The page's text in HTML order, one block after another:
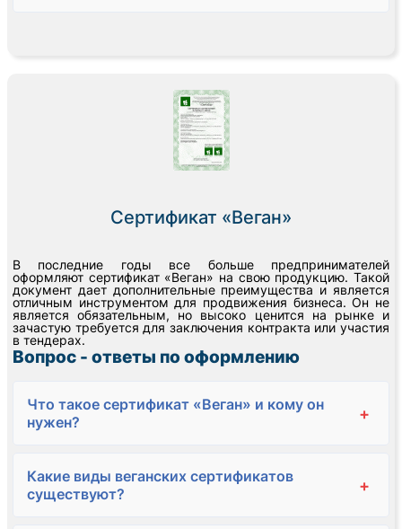
Сертификат «Веган»
В последние годы все больше предпринимателей
оформляют сертификат «Веган» на свою продукцию. Такой
документ дает дополнительные преимущества и является
отличным инструментом для продвижения бизнеса. Он не
является обязательным, но высоко ценится на рынке и
зачастую требуется для заключения контракта или участия
в тендерах.
Вопрос - ответы по оформлению
Что такое сертификат «Веган» и кому он
нужен?
+
Какие виды веганских сертификатов
существуют?
+